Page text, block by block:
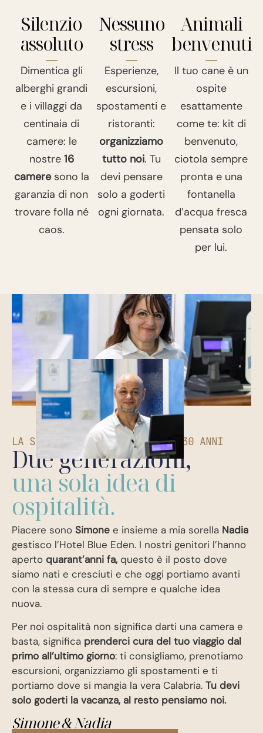
Silenzio
assoluto
Dimentica gli
alberghi grandi
e i villaggi da
centinaia di
camere: le
nostre 16
cameresono la
garanzia di non
trovare folla né
caos.
Nessuno
stress
Esperienze,
escursioni,
spostamenti e
ristoranti:
organizziamo
tutto noi. Tu
devi pensare
solo a goderti
ogni giornata.
Animali
benvenuti
Il tuo cane è un
ospite
esattamente
come te: kit di
benvenuto,
ciotola sempre
pronta e una
fontanella
d’acqua fresca
pensata solo
per lui.
LA STESSA FAMIGLIA, DA OLTRE 30 ANNI
Due generazioni,
una sola idea di
ospitalità.
Piacere sono Simone e insieme a mia sorella Nadia
gestisco l’Hotel Blue Eden. I nostri genitori l’hanno
aperto quarant’anni fa, questo è il posto dove
siamo nati e cresciuti e che oggi portiamo avanti
con la stessa cura di sempre e qualche idea
nuova.
Per noi ospitalità non significa darti una camera e
basta, significa prenderci cura del tuo viaggio dal
primo all’ultimo giorno: ti consigliamo, prenotiamo
escursioni, organizziamo gli spostamenti e ti
portiamo dove si mangia la vera Calabria. Tu devi
solo goderti la vacanza, al resto pensiamo noi.
Simone & Nadia